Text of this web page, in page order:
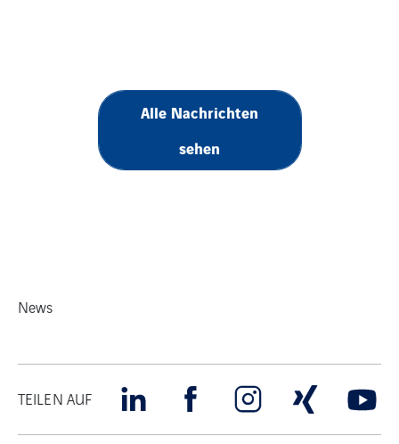
Alle Nachrichten
sehen
News
TEILEN AUF